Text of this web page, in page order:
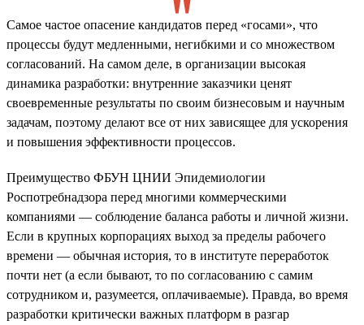
Самое частое опасение кандидатов перед «госами», что
процессы будут медленными, негибкими и со множеством
согласований. На самом деле, в организации высокая
динамика разработки: внутренние заказчики ценят
своевременные результаты по своим бизнесовым и научным
задачам, поэтому делают все от них зависящее для ускорения
и повышения эффективности процессов.
Преимущество ФБУН ЦНИИ Эпидемиологии
Роспотребнадзора перед многими коммерческими
компаниями — соблюдение баланса работы и личной жизни.
Если в крупных корпорациях выход за пределы рабочего
времени — обычная история, то в институте переработок
почти нет (а если бывают, то по согласованию с самим
сотрудником и, разумеется, оплачиваемые). Правда, во время
разработки критически важных платформ в разгар